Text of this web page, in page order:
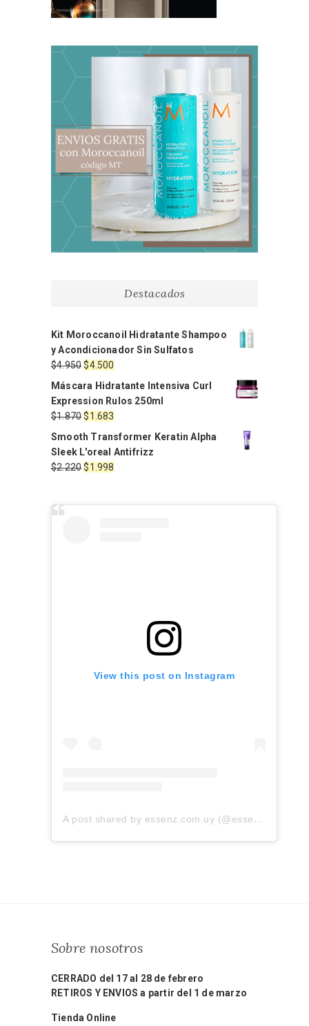
Destacados
Kit Moroccanoil Hidratante Shampoo
y Acondicionador Sin Sulfatos
$4.950El
precio
original
era:
$4.950.
$4.500
precio
actual
es:
$4.500.
Máscara Hidratante Intensiva Curl
Expression Rulos 250ml
$1.870El
precio
original
era:
$1.870.
$1.683
precio
actual
es:
$1.683.
Smooth Transformer Keratin Alpha
Sleek L'oreal Antifrizz
$2.220El
$1.998
View this post on Instagram
A post shared by essenz.com.uy (@essenz.com.uy)
Sobre nosotros
CERRADO del 17 al 28 de febrero
RETIROS Y ENVIOS a partir del 1 de marzo
Tienda Online